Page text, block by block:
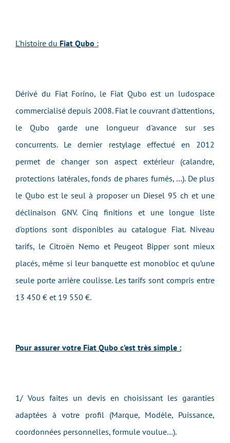
L'histoire du Fiat Qubo :
Dérivé du Fiat Forino, le Fiat Qubo est un ludospace
commercialisé depuis 2008. Fiat le couvrant d'attentions,
le Qubo garde une longueur d'avance sur ses
concurrents. Le dernier restylage effectué en 2012
permet de changer son aspect extérieur (calandre,
protections latérales, fonds de phares fumés, …). De plus
le Qubo est le seul à proposer un Diesel 95 ch et une
déclinaison GNV. Cinq finitions et une longue liste
d'options sont disponibles au catalogue Fiat. Niveau
tarifs, le Citroën Nemo et Peugeot Bipper sont mieux
placés, même si leur banquette est monobloc et qu’une
seule porte arrière coulisse. Les tarifs sont compris entre
13 450 € et 19 550 €.
Pour assurer votre Fiat Qubo c’est très simple :
1/ Vous faites un devis en choisissant les garanties
adaptées à votre profil (Marque, Modèle, Puissance,
coordonnées personnelles, formule voulue…).